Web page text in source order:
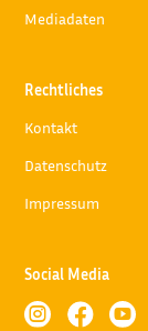
Mediadaten
Rechtliches
Kontakt
Datenschutz
Impressum
Social Media
  